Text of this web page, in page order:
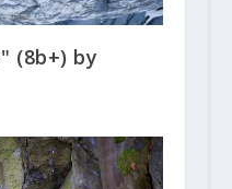
(8b+) by